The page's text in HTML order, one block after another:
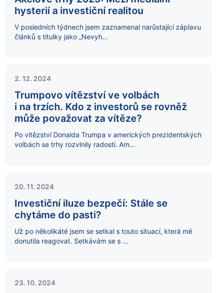
hysterií a investiční realitou
V posledních týdnech jsem zaznamenal narůstající záplavu
článků s titulky jako „Nevyh...
2. 12. 2024
Trumpovo vítězství ve volbách
i na trzích. Kdo z investorů se rovněž
může považovat za vítěze?
Po vítězství Donalda Trumpa v amerických prezidentských
volbách se trhy rozvlnily radostí. Am...
20. 11. 2024
Investiční iluze bezpečí: Stále se
chytáme do pasti?
Už po několikáté jsem se setkal s touto situací, která mě
donutila reagovat. Setkávám se s ...
23. 10. 2024